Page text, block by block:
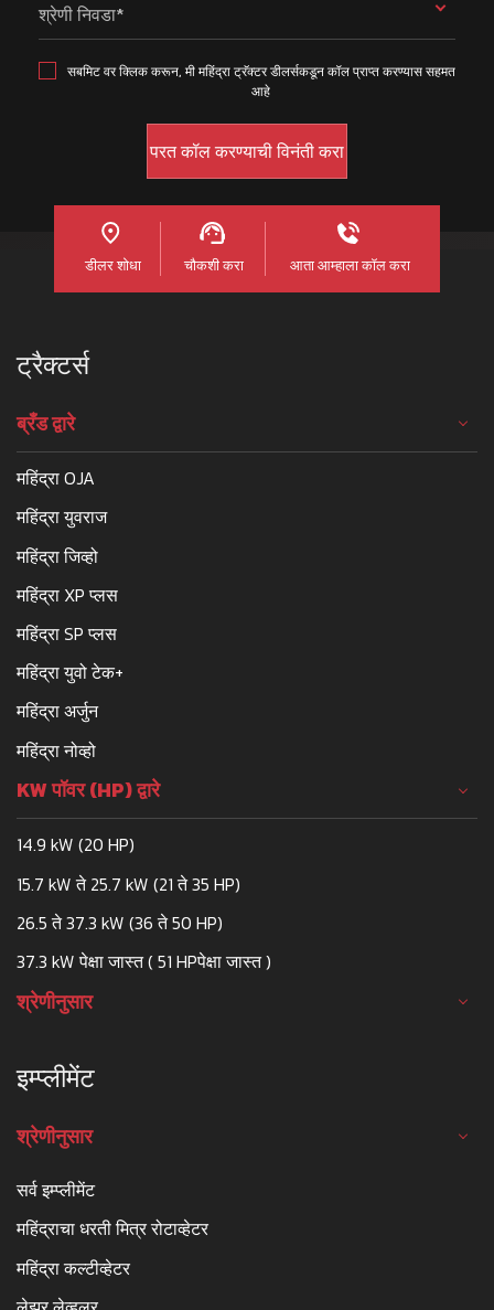
श्रेणी निवडा*
सबमिट वर क्लिक करून, मी महिंद्रा ट्रॅक्टर डीलर्सकडून कॉल प्राप्त करण्यास सहमत
आहे
डीलर शोधा चौकशी करा आता आम्हाला कॉल करा
ट्रैक्टर्स
ब्रँड द्वारे
महिंद्रा OJA
महिंद्रा युवराज
महिंद्रा जिव्हो
महिंद्रा XP प्लस
महिंद्रा SP प्लस
महिंद्रा युवो टेक+
महिंद्रा अर्जुन
महिंद्रा नोव्हो
KW पॉवर (HP) द्वारे
14.9 kW (20 HP)
15.7 kW ते 25.7 kW (21 ते 35 HP)
26.5 ते 37.3 kW (36 ते 50 HP)
37.3 kW पेक्षा जास्त ( 51 HPपेक्षा जास्त )
श्रेणीनुसार
इम्प्लीमेंट
श्रेणीनुसार
सर्व इम्प्लीमेंट
महिंद्राचा धरती मित्र रोटाव्हेटर
महिंद्रा कल्टीव्हेटर